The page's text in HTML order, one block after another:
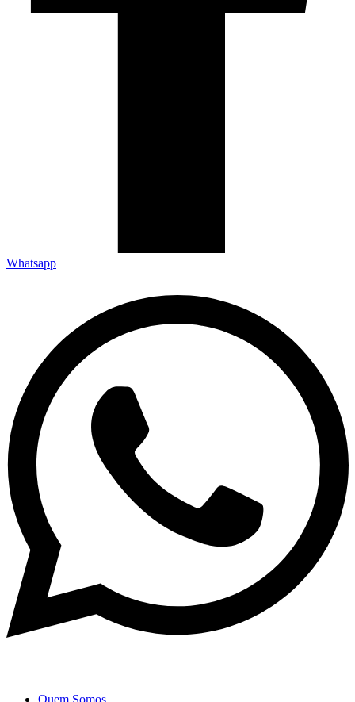
Whatsapp
Quem Somos